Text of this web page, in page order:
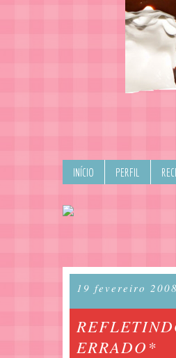
INÍCIO PERFIL
19 fevereiro 2008
ERRADO*